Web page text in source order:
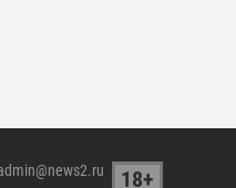
18+